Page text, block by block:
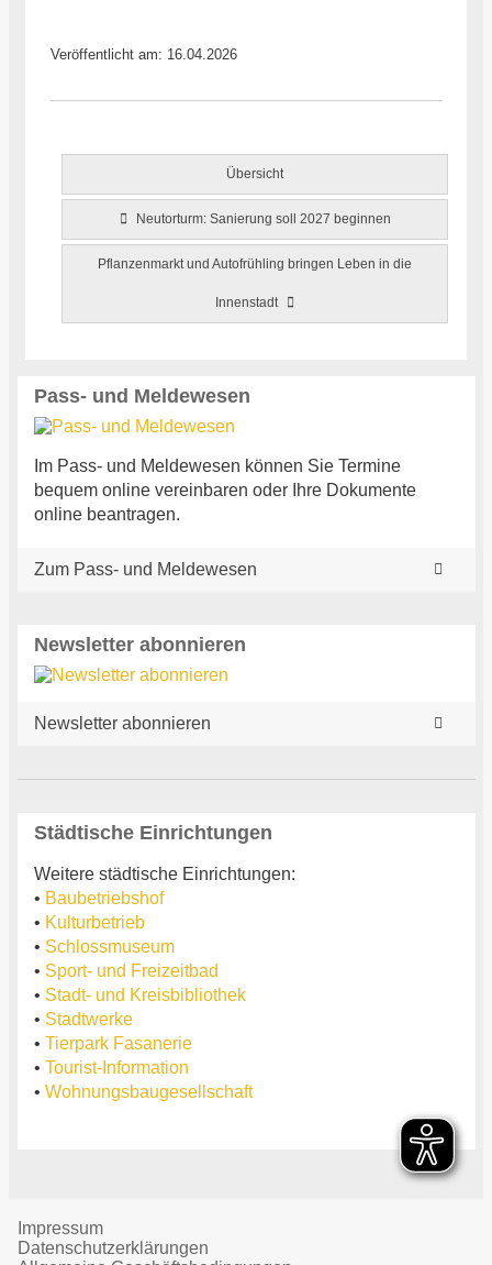
Veröffentlicht am: 16.04.2026
Übersicht
Neutorturm: Sanierung soll 2027 beginnen
Pflanzenmarkt und Autofrühling bringen Leben in die
Innenstadt
Pass- und Meldewesen
Im Pass- und Meldewesen können Sie Termine
bequem online vereinbaren oder Ihre Dokumente
online beantragen.
Zum Pass- und Meldewesen
Newsletter abonnieren
Newsletter abonnieren
Städtische Einrichtungen
Weitere städtische Einrichtungen:
• Baubetriebshof
• Kulturbetrieb
• Schlossmuseum
• Sport- und Freizeitbad
• Stadt- und Kreisbibliothek
• Stadtwerke
• Tierpark Fasanerie
• Tourist-Information
• Wohnungsbaugesellschaft
Impressum
Datenschutzerklärungen